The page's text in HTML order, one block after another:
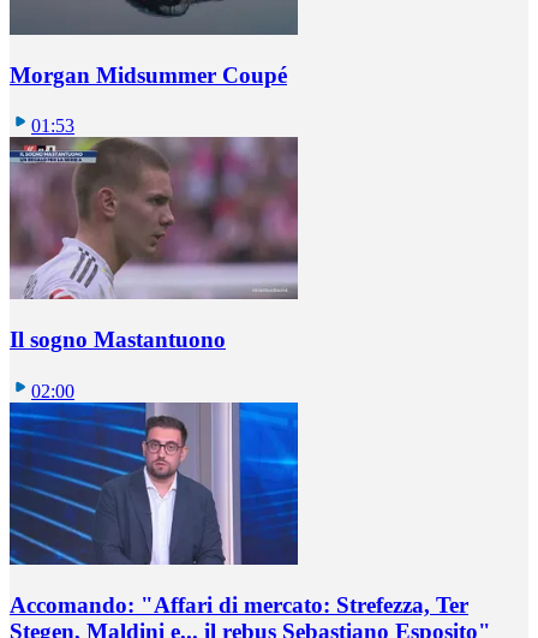
Morgan Midsummer Coupé
01:53
Il sogno Mastantuono
02:00
Accomando: "Affari di mercato: Strefezza, Ter
Stegen, Maldini e... il rebus Sebastiano Esposito"